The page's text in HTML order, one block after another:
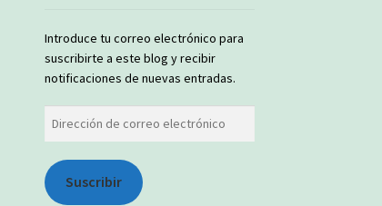
Introduce tu correo electrónico para
suscribirte a este blog y recibir
notificaciones de nuevas entradas.
Dirección
electrónico
Suscribir